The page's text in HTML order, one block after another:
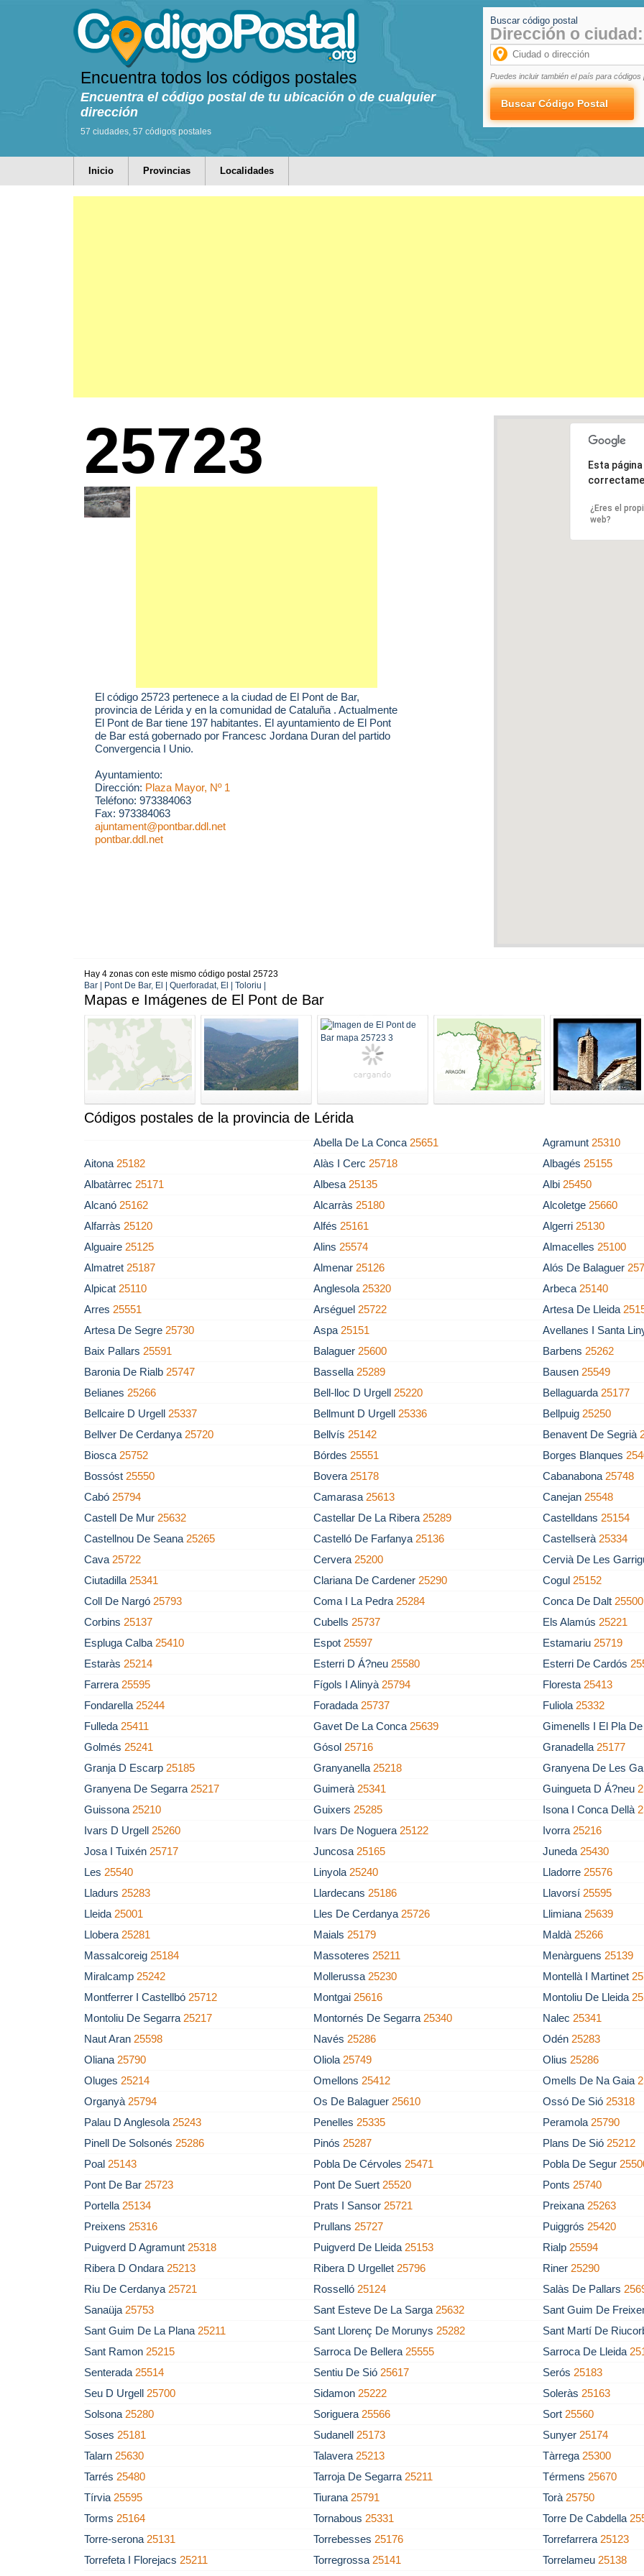
Encuentra todos los códigos postales
Encuentra el código postal de tu ubicación o de cualquier
dirección
57 ciudades, 57 códigos postales
Buscar código postal
Dirección o ciudad:
Puedes incluir también el país para
Inicio Provincias Localidades
25723
El código 25723 pertenece a la ciudad de El Pont de Bar,
provincia de Lérida y en la comunidad de Cataluña . Actualmente
El Pont de Bar tiene 197 habitantes. El ayuntamiento de El Pont
de Bar está gobernado por Francesc Jordana Duran del partido
Convergencia I Unio.
Ayuntamiento:
Dirección: Plaza Mayor, Nº 1
Teléfono: 973384063
Fax: 973384063
ajuntament@pontbar.ddl.net
pontbar.ddl.net
Esta
¿Eres el
web?
Hay 4 zonas con este mismo código postal 25723
Bar | Pont De Bar, El | Querforadat, El | Toloriu |
Mapas e Imágenes de El Pont de Bar
Códigos postales de la provincia de Lérida
Abella De La Conca 25651 Agramunt 25310
Aitona 25182 Alàs I Cerc 25718 Albagés 25155
Albatàrrec 25171 Albesa 25135 Albi 25450
Alcanó 25162 Alcarràs 25180 Alcoletge 25660
Alfarràs 25120 Alfés 25161 Algerri 25130
Alguaire 25125 Alins 25574 Almacelles 25100
Almatret 25187 Almenar 25126 Alós De Balaguer
Alpicat 25110 Anglesola 25320 Arbeca 25140
Arres 25551 Arséguel 25722 Artesa De Lleida
Artesa De Segre 25730 Aspa 25151
Avellanes I Santa
Baix Pallars 25591 Balaguer 25600 Barbens 25262
Baronia De Rialb 25747 Bassella 25289 Bausen 25549
Belianes 25266 Bell-lloc D Urgell 25220 Bellaguarda 25177
Bellcaire D Urgell 25337 Bellmunt D Urgell 25336 Bellpuig 25250
Bellver De Cerdanya 25720 Bellvís 25142 Benavent De Segrià
Biosca 25752 Bórdes 25551 Borges Blanques
Bossóst 25550 Bovera 25178 Cabanabona 25748
Cabó 25794 Camarasa 25613 Canejan 25548
Castell De Mur 25632 Castellar De La Ribera 25289 Castelldans 25154
Castellnou De Seana 25265 Castelló De Farfanya 25136 Castellserà 25334
Cava 25722 Cervera 25200
Cervià De Les
Ciutadilla 25341 Clariana De Cardener 25290 Cogul 25152
Coll De Nargó 25793 Coma I La Pedra 25284 Conca De Dalt 25500
Corbins 25137 Cubells 25737 Els Alamús 25221
Espluga Calba 25410 Espot 25597 Estamariu 25719
Estaràs 25214 Esterri D Á?neu 25580 Esterri De Cardós
Farrera 25595 Fígols I Alinyà 25794 Floresta 25413
Fondarella 25244 Foradada 25737 Fuliola 25332
Fulleda 25411 Gavet De La Conca 25639
Gimenells I El Pla
Golmés 25241 Gósol 25716 Granadella 25177
Granja D Escarp 25185 Granyanella 25218
Granyena De Les
Granyena De Segarra 25217 Guimerà 25341 Guingueta D Á?neu
Guissona 25210 Guixers 25285 Isona I Conca Dellà
Ivars D Urgell 25260 Ivars De Noguera 25122 Ivorra 25216
Josa I Tuixén 25717 Juncosa 25165 Juneda 25430
Les 25540 Linyola 25240 Lladorre 25576
Lladurs 25283 Llardecans 25186 Llavorsí 25595
Lleida 25001 Lles De Cerdanya 25726 Llimiana 25639
Llobera 25281 Maials 25179 Maldà 25266
Massalcoreig 25184 Massoteres 25211 Menàrguens 25139
Miralcamp 25242 Mollerussa 25230 Montellà I Martinet
Montferrer I Castellbó 25712 Montgai 25616 Montoliu De Lleida
Montoliu De Segarra 25217 Montornés De Segarra 25340 Nalec 25341
Naut Aran 25598 Navés 25286 Odén 25283
Oliana 25790 Oliola 25749 Olius 25286
Oluges 25214 Omellons 25412 Omells De Na Gaia
Organyà 25794 Os De Balaguer 25610 Ossó De Sió 25318
Palau D Anglesola 25243 Penelles 25335 Peramola 25790
Pinell De Solsonés 25286 Pinós 25287 Plans De Sió 25212
Poal 25143 Pobla De Cérvoles 25471 Pobla De Segur
Pont De Bar 25723 Pont De Suert 25520 Ponts 25740
Portella 25134 Prats I Sansor 25721 Preixana 25263
Preixens 25316 Prullans 25727 Puiggrós 25420
Puigverd D Agramunt 25318 Puigverd De Lleida 25153 Rialp 25594
Ribera D Ondara 25213 Ribera D Urgellet 25796 Riner 25290
Riu De Cerdanya 25721 Rosselló 25124 Salàs De Pallars
Sanaüja 25753 Sant Esteve De La Sarga 25632
Sant Guim De
Sant Guim De La Plana 25211 Sant Llorenç De Morunys 25282
Sant Martí De
Sant Ramon 25215 Sarroca De Bellera 25555 Sarroca De Lleida
Senterada 25514 Sentiu De Sió 25617 Serós 25183
Seu D Urgell 25700 Sidamon 25222 Soleràs 25163
Solsona 25280 Soriguera 25566 Sort 25560
Soses 25181 Sudanell 25173 Sunyer 25174
Talarn 25630 Talavera 25213 Tàrrega 25300
Tarrés 25480 Tarroja De Segarra 25211 Térmens 25670
Tírvia 25595 Tiurana 25791 Torà 25750
Torms 25164 Tornabous 25331 Torre De Cabdella
Torre-serona 25131 Torrebesses 25176 Torrefarrera 25123
Torrefeta I Florejacs 25211 Torregrossa 25141 Torrelameu 25138